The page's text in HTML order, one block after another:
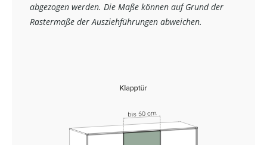
abgezogen werden. Die Maße können auf Grund der
Rastermaße der Ausziehführungen abweichen.